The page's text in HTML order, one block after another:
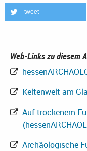
tweet
Web-Links zu diesem
Keltenwelt am
Auf trockenem
Archäologische